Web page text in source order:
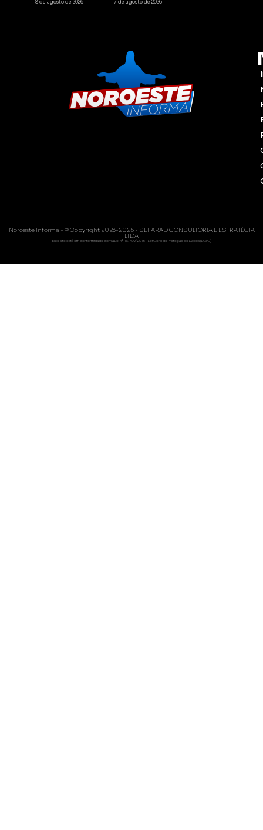
8 de agosto de 2026 7 de agosto de 2026
Noroeste Informa - © Copyright 2023-2025 - SEFARAD CONSULTORIA E ESTRATÉGIA
LTDA
Este site está em conformidade com a Lei nº 13.709/2018 - Lei Geral de Proteção de Dados (LGPD)